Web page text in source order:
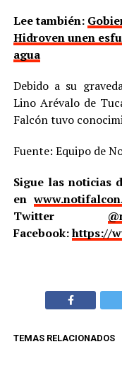
Lee también:
Hidroven unen
agua
Debido a su
Lino Arévalo de
Falcón tuvo
Fuente: Equipo de
Sigue las noticias
en
Twitter
Facebook:https://
TEMAS RELACIONADOS